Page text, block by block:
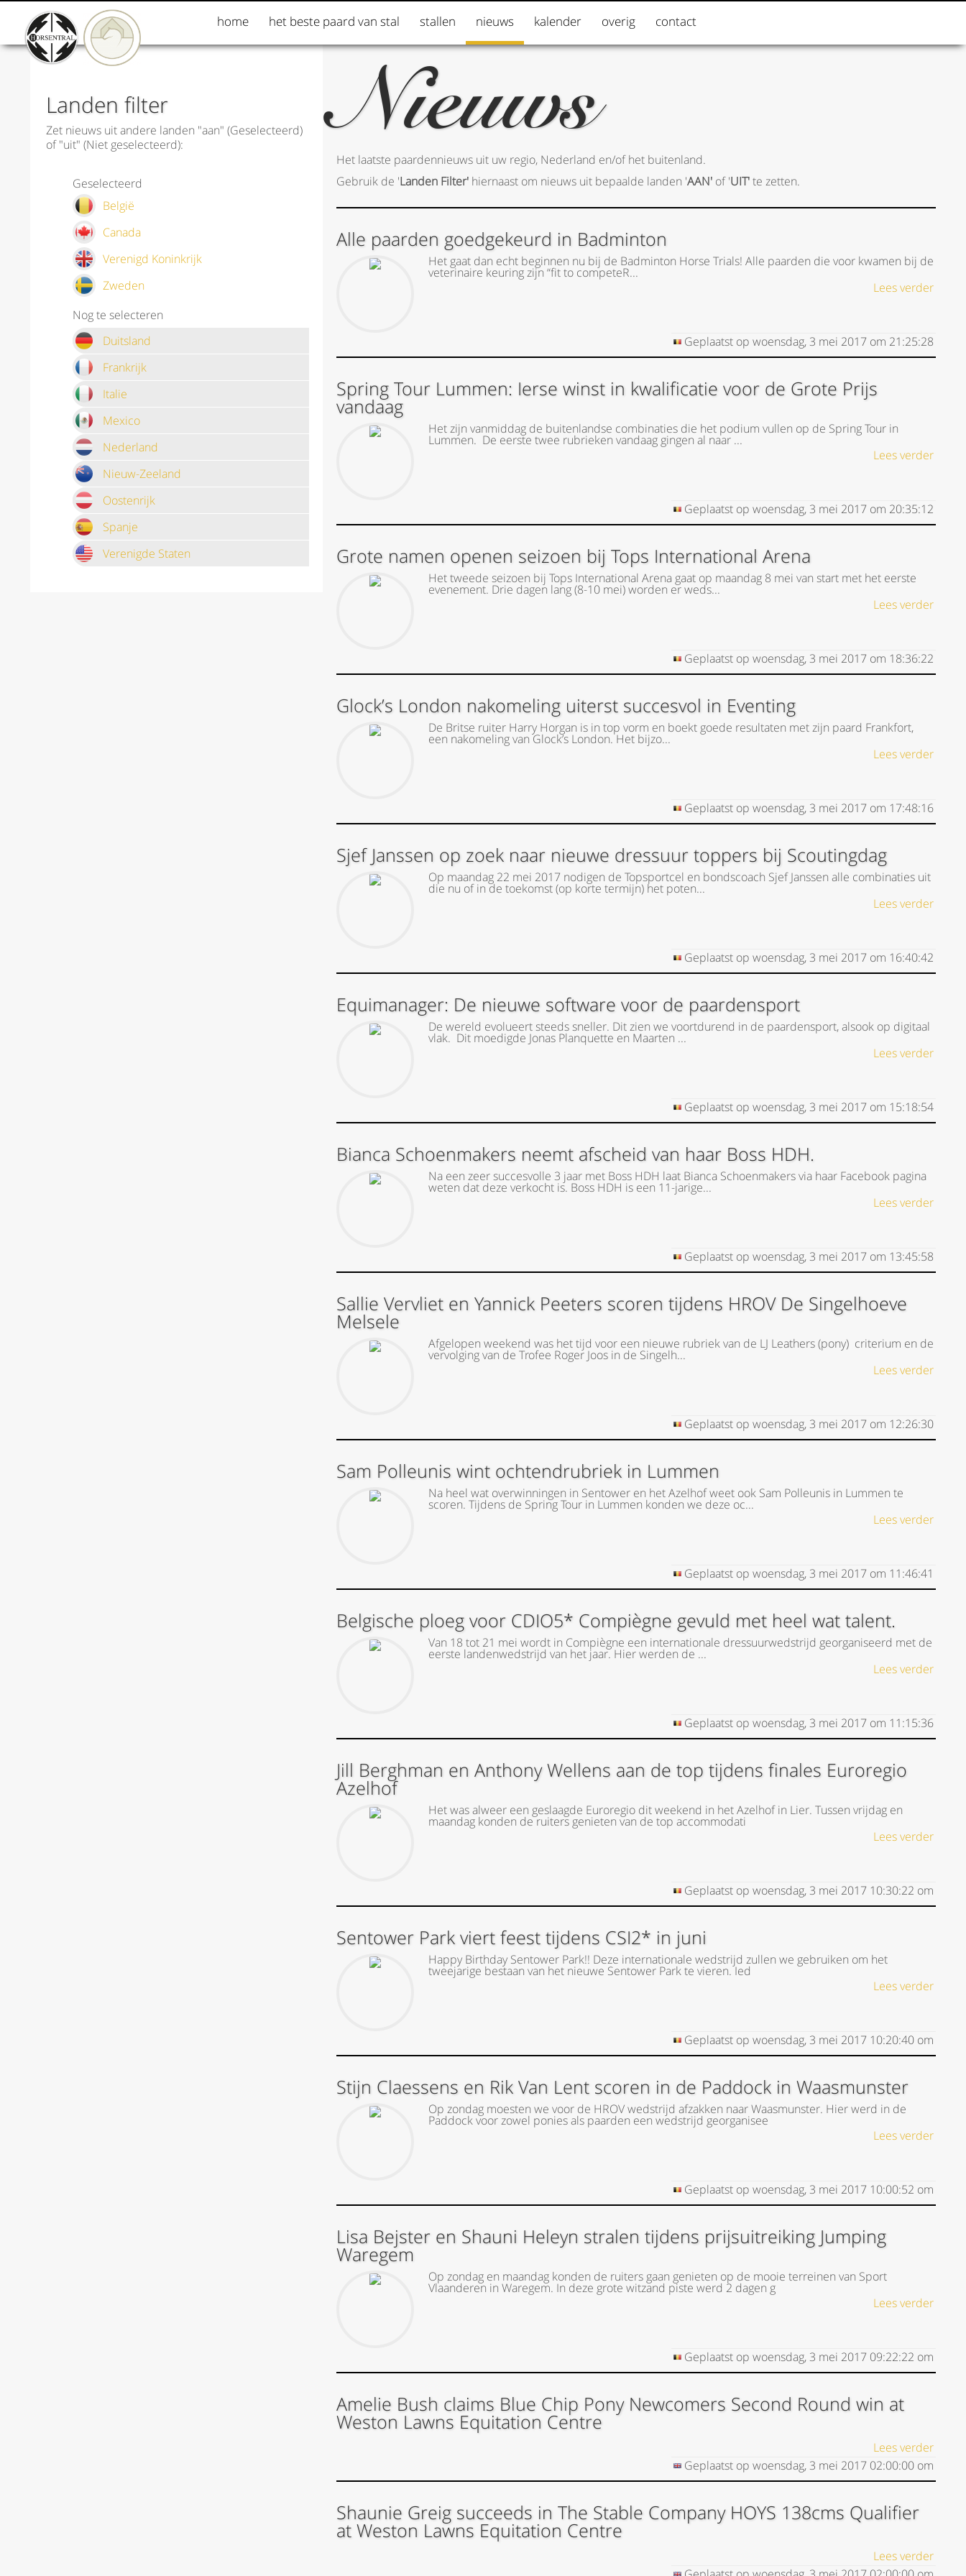
home het beste paard van stal stallen nieuws kalender overig contact
Landen filter
Zet nieuws uit andere landen "aan" (Geselecteerd)
of "uit" (Niet geselecteerd):
Geselecteerd
België
Canada
Verenigd Koninkrijk
Zweden
Nog te selecteren
Duitsland
Frankrijk
Italie
Mexico
Nederland
Nieuw-Zeeland
Oostenrijk
Spanje
Verenigde Staten
Nieuws
Het laatste paardennieuws uit uw regio, Nederland en/of het buitenland.
Gebruik de 'Landen Filter' hiernaast om nieuws uit bepaalde landen 'AAN' of 'UIT'te zetten.
Alle paarden goedgekeurd in Badminton
Het gaat dan echt beginnen nu bij de Badminton Horse Trials! Alle paarden die voor kwamen bij de
veterinaire keuring zijn “fit to competeR...
Lees verder
Geplaatst opwoensdag, 3 mei 2017 om 21:25:28
Spring Tour Lummen: Ierse winst in kwalificatie voor de Grote Prijs
vandaag
Het zijn vanmiddag de buitenlandse combinaties die het podium vullen op de Spring Tour in
Lummen. De eerste twee rubrieken vandaag gingen al naar ...
Lees verder
Geplaatst opwoensdag, 3 mei 2017 om 20:35:12
Grote namen openen seizoen bij Tops International Arena
Het tweede seizoen bij Tops International Arena gaat op maandag 8 mei van start met het eerste
evenement. Drie dagen lang (8-10 mei) worden er weds...
Lees verder
Geplaatst opwoensdag, 3 mei 2017 om 18:36:22
Glock’s London nakomeling uiterst succesvol in Eventing
De Britse ruiter Harry Horgan is in top vorm en boekt goede resultaten met zijn paard Frankfort,
een nakomeling van Glock’s London. Het bijzo...
Lees verder
Geplaatst opwoensdag, 3 mei 2017 om 17:48:16
Sjef Janssen op zoek naar nieuwe dressuur toppers bij Scoutingdag
Op maandag 22 mei 2017 nodigen de Topsportcel en bondscoach Sjef Janssen alle combinaties uit
die nu of in de toekomst (op korte termijn) het poten...
Lees verder
Geplaatst opwoensdag, 3 mei 2017 om 16:40:42
Equimanager: De nieuwe software voor de paardensport
De wereld evolueert steeds sneller. Dit zien we voortdurend in de paardensport, alsook op digitaal
vlak. Dit moedigde Jonas Planquette en Maarten ...
Lees verder
Geplaatst opwoensdag, 3 mei 2017 om 15:18:54
Bianca Schoenmakers neemt afscheid van haar Boss HDH.
Na een zeer succesvolle 3 jaar met Boss HDH laat Bianca Schoenmakers via haar Facebook pagina
weten dat deze verkocht is. Boss HDH is een 11-jarige...
Lees verder
Geplaatst opwoensdag, 3 mei 2017 om 13:45:58
Sallie Vervliet en Yannick Peeters scoren tijdens HROV De Singelhoeve
Melsele
Afgelopen weekend was het tijd voor een nieuwe rubriek van de LJ Leathers (pony) criterium en de
vervolging van de Trofee Roger Joos in de Singelh...
Lees verder
Geplaatst opwoensdag, 3 mei 2017 om 12:26:30
Sam Polleunis wint ochtendrubriek in Lummen
Na heel wat overwinningen in Sentower en het Azelhof weet ook Sam Polleunis in Lummen te
scoren. Tijdens de Spring Tour in Lummen konden we deze oc...
Lees verder
Geplaatst opwoensdag, 3 mei 2017 om 11:46:41
Belgische ploeg voor CDIO5* Compiègne gevuld met heel wat talent.
Van 18 tot 21 mei wordt in Compiègne een internationale dressuurwedstrijd georganiseerd met de
eerste landenwedstrijd van het jaar. Hier werden de ...
Lees verder
Geplaatst opwoensdag, 3 mei 2017 om 11:15:36
Jill Berghman en Anthony Wellens aan de top tijdens finales Euroregio
Azelhof
Het was alweer een geslaagde Euroregio dit weekend in het Azelhof in Lier. Tussen vrijdag en
maandag konden de ruiters genieten van de top accommodati
Lees verder
Geplaatst opwoensdag, 3 mei 2017 10:30:22 om
Sentower Park viert feest tijdens CSI2* in juni
Happy Birthday Sentower Park!! Deze internationale wedstrijd zullen we gebruiken om het
tweejarige bestaan van het nieuwe Sentower Park te vieren. Ied
Lees verder
Geplaatst opwoensdag, 3 mei 2017 10:20:40 om
Stijn Claessens en Rik Van Lent scoren in de Paddock in Waasmunster
Op zondag moesten we voor de HROV wedstrijd afzakken naar Waasmunster. Hier werd in de
Paddock voor zowel ponies als paarden een wedstrijd georganisee
Lees verder
Geplaatst opwoensdag, 3 mei 2017 10:00:52 om
Lisa Bejster en Shauni Heleyn stralen tijdens prijsuitreiking Jumping
Waregem
Op zondag en maandag konden de ruiters gaan genieten op de mooie terreinen van Sport
Vlaanderen in Waregem. In deze grote witzand piste werd 2 dagen g
Lees verder
Geplaatst opwoensdag, 3 mei 2017 09:22:22 om
Amelie Bush claims Blue Chip Pony Newcomers Second Round win at
Weston Lawns Equitation Centre
Lees verder
Geplaatst opwoensdag, 3 mei 2017 02:00:00 om
Shaunie Greig succeeds in The Stable Company HOYS 138cms Qualifier
at Weston Lawns Equitation Centre
Lees verder